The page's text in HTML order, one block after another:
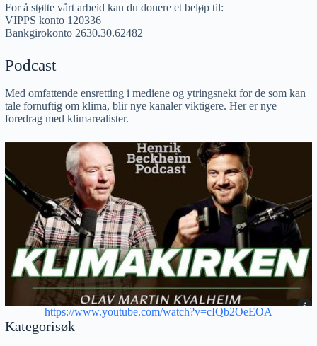
For å støtte vårt arbeid kan du donere et beløp til:
VIPPS konto 120336
Bankgirokonto 2630.30.62482
Podcast
Med omfattende ensretting i mediene og ytringsnekt for de som kan
tale fornuftig om klima, blir nye kanaler viktigere. Her er nye
foredrag med klimarealister.
https://www.youtube.com/watch?v=cIQb2OeEOA
Kategorisøk